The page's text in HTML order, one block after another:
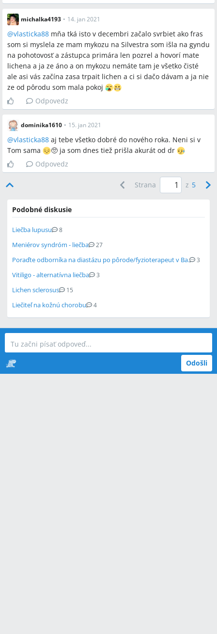
michalka4193 • 14. jan 2021
@vlasticka88 mňa tká isto v decembri začalo svrbiet ako fras
som si myslela ze mam mykozu na Silvestra som išla na gyndu
na pohotovosť a zástupca primára len pozrel a hovorí mate
lichena a ja ze áno a on mykozu nemáte tam je všetko čisté
ale asi vás začína zasa trpait lichen a ci si dačo dávam a ja nie
ze od pôrodu som mala pokoj
Odpovedz
dominika1610 • 15. jan 2021
@vlasticka88 aj tebe všetko dobré do nového roka. Neni si v
Tom sama
🥺 ja som dnes tiež prišla akurát od dr
Odpovedz
Strana z 5
Podobné diskusie
Liečba lupusu 8
Meniérov syndróm - liečba 27
Poraďte odborníka na diastázu po pôrode/fyzioterapeut v Ba. 3
Vitiligo - alternatívna liečba 3
Lichen sclerosus 15
Liečiteľ na kožnú chorobu 4
Odošli